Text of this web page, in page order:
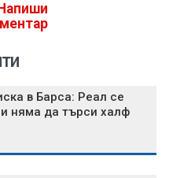
Напиши
в Барса: Реал се
и няма да търси халф